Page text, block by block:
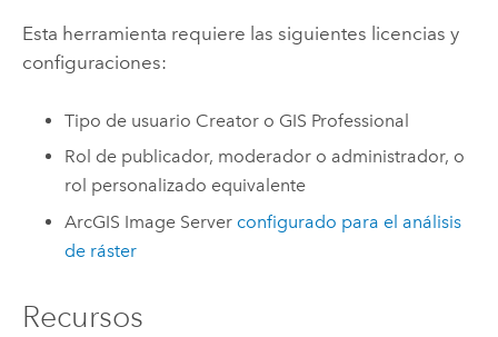
Esta herramienta requiere las siguientes licencias y
configuraciones:
Tipo de usuario Creator o GIS Professional
Rol de publicador, moderador o administrador, o
rol personalizado equivalente
ArcGIS Image Server configurado para el análisis
de ráster
Recursos